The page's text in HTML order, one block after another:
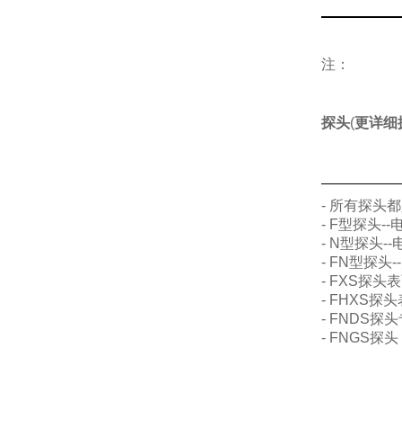
注：
探头(更详细
- 所有探头
- F型探头--
- N型探头--
- FN型探头
- FXS探头
- FHXS探
- FNDS探头
- FNGS探